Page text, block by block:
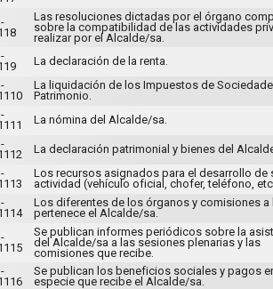
Las resoluciones dictadas por el órgano
sobre la compatibilidad de las actividades
realizar por el Alcalde/sa.
La declaración de la renta.
La liquidación de los Impuestos de
Patrimonio.
La nómina del Alcalde/sa.
La declaración patrimonial y bienes del
Los recursos asignados para el desarrollo de
actividad (vehículo oficial, chofer, teléfono,
Los diferentes de los órganos y comisiones a
pertenece el Alcalde/sa.
Se publican informes periódicos sobre la
del Alcalde/sa a las sesiones plenarias y las
comisiones que recibe.
Se publican los beneficios sociales y pagos
especie que recibe el Alcalde/sa.